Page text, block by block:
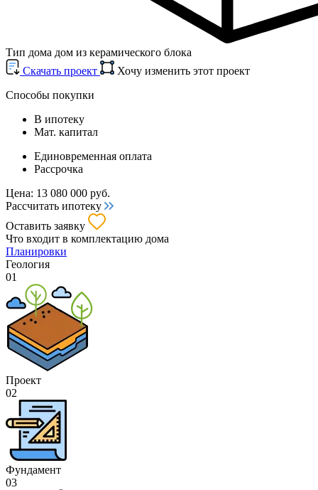
Тип дома дом из керамического блока
Cкачать проект
Хочу изменить этот проект
Способы покупки
В ипотеку
Мат. капитал
Единовременная оплата
Рассрочка
Цена: 13 080 000 руб.
Рассчитать ипотеку
Оставить заявку
Что входит в комплектацию дома
Планировки
Геология
01
Проект
02
Фундамент
03